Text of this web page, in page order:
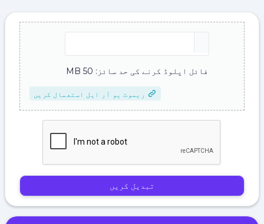
فائل اپلوڈ کرنے کی حد سائز: 50 MB
ریموٹ یو آر ایل استعمال کریں
تبدیل کریں